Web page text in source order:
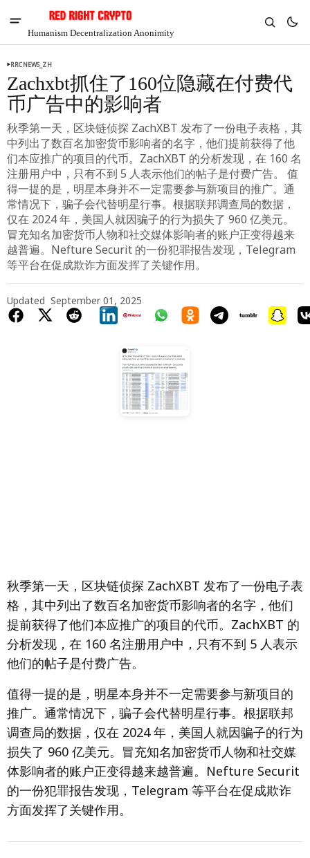
Humanism Decentralization Anonimity
Chia
$1.40
7.14%
RRCNEWS_ZH
Zachxbt抓住了160位隐藏在付费代
币广告中的影响者
秋季第一天，区块链侦探 ZachXBT 发布了一份电子表格，其
中列出了数百名加密货币影响者的名字，他们提前获得了他
们本应推广的项目的代币。ZachXBT 的分析发现，在 160 名
注册用户中，只有不到 5 人表示他们的帖子是付费广告。 值
得一提的是，明星本身并不一定需要参与新项目的推广。通
常情况下，骗子会代替明星行事。根据联邦调查局的数据，
仅在 2024 年，美国人就因骗子的行为损失了 960 亿美元。
冒充知名加密货币人物和社交媒体影响者的账户正变得越来
越普遍。Nefture Securit 的一份犯罪报告发现，Telegram
等平台在促成欺诈方面发挥了关键作用。
Updated September 01, 2025
秋季第一天，区块链侦探 ZachXBT 发布了一份电子表
格，其中列出了数百名加密货币影响者的名字，他们
提前获得了他们本应推广的项目的代币。ZachXBT 的
分析发现，在 160 名注册用户中，只有不到 5 人表示
他们的帖子是付费广告。
值得一提的是，明星本身并不一定需要参与新项目的
推广。通常情况下，骗子会代替明星行事。根据联邦
调查局的数据，仅在 2024 年，美国人就因骗子的行为
损失了 960 亿美元。冒充知名加密货币人物和社交媒
体影响者的账户正变得越来越普遍。Nefture Securit
的一份犯罪报告发现，Telegram 等平台在促成欺诈
方面发挥了关键作用。